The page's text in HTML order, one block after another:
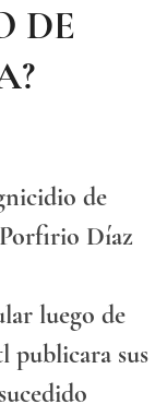
DE
de
Díaz
luego de
sus